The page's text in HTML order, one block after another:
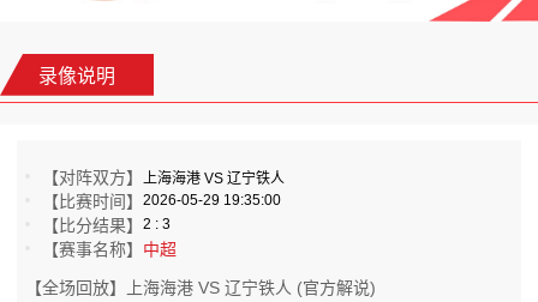
录像说明
【对阵双方】 上海海港 VS 辽宁铁人
【比赛时间】2026-05-29 19:35:00
【比分结果】2 : 3
【赛事名称】 中超
【全场回放】上海海港 VS 辽宁铁人 (官方解说)